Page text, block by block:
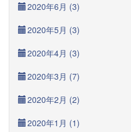
2020年6月 (3)
2020年5月 (3)
2020年4月 (3)
2020年3月 (7)
2020年2月 (2)
2020年1月 (1)